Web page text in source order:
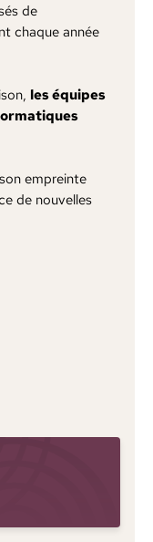
de
chaque année
les équipes
empreinte
de nouvelles